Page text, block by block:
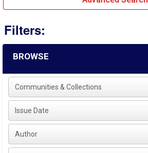
Filters:
BROWSE
Communities & Collections
Issue Date
Author